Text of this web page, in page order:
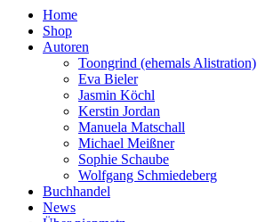
Home
Shop
Autoren
Toongrind (ehemals Alistration)
Eva Bieler
Jasmin Köchl
Kerstin Jordan
Manuela Matschall
Michael Meißner
Sophie Schaube
Wolfgang Schmiedeberg
Buchhandel
News